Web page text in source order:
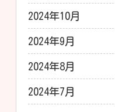
2024年10月
2024年9月
2024年8月
2024年7月